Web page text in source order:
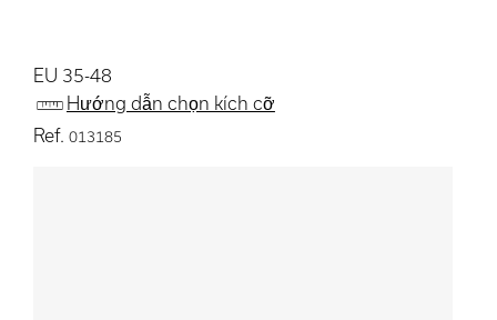
EU 35-48
Hướng dẫn chọn kích cỡ
Ref. 013185